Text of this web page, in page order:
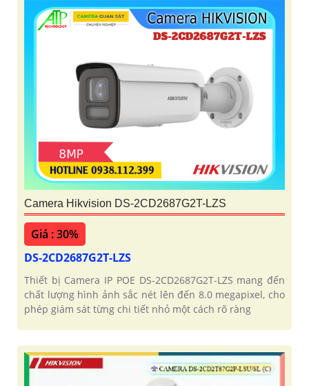
Camera Hikvision DS-2CD2687G2T-LZS
Giá : 30%
DS-2CD2687G2T-LZS
Thiết bị Camera IP POE DS-2CD2687G2T-LZS mang đến
chất lượng hình ảnh sắc nét lên đến 8.0 megapixel, cho
phép giám sát từng chi tiết nhỏ một cách rõ ràng